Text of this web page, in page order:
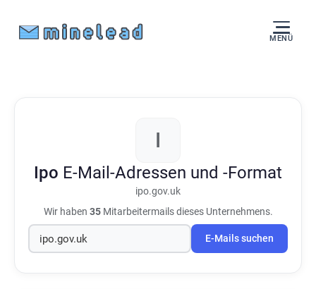
MENÜ
I
Ipo E-Mail-Adressen und -Format
ipo.gov.uk
Wir haben 35Mitarbeitermails dieses Unternehmens.
E-Mails suchen